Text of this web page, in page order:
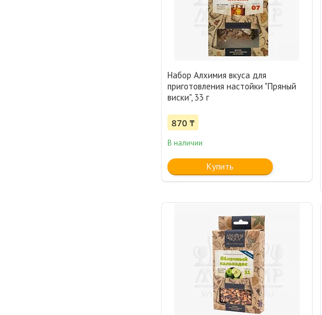
Набор Алхимия вкуса для
приготовления настойки "Пряный
виски", 33 г
870 ₸
В наличии
Купить